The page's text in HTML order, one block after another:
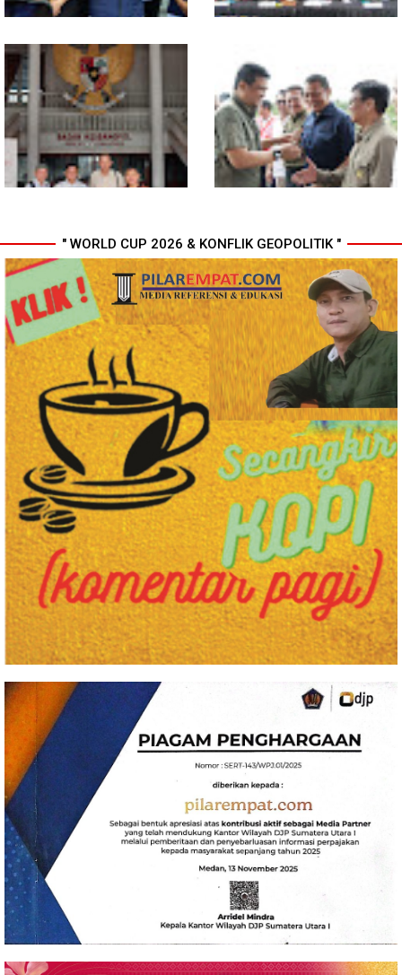
Polda Sumut Bongkar Sindikat
Scamming Internasional di
Apartemen Medan, Korban
Rugi Rp6,7 Miliar
Selama 300 Hari, Polrestabes
Medan Tangkap 1.434
Tersangka Narkoba
MIO Indonesia Sumut Resmi
Daftarkan Organisasi ke
Kesbangpol, Langkah Awal
Perkuat Profesionalisme
Media Online
Komisi D DPRDSU Ikut Gubsu
Bobby Nasution Berkantor di
Nias
" WORLD CUP 2026 & KONFLIK GEOPOLITIK "